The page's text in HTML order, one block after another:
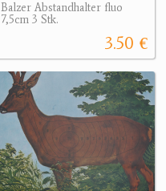
Balzer Abstandhalter fluo
7,5cm 3 Stk.
3.50 €